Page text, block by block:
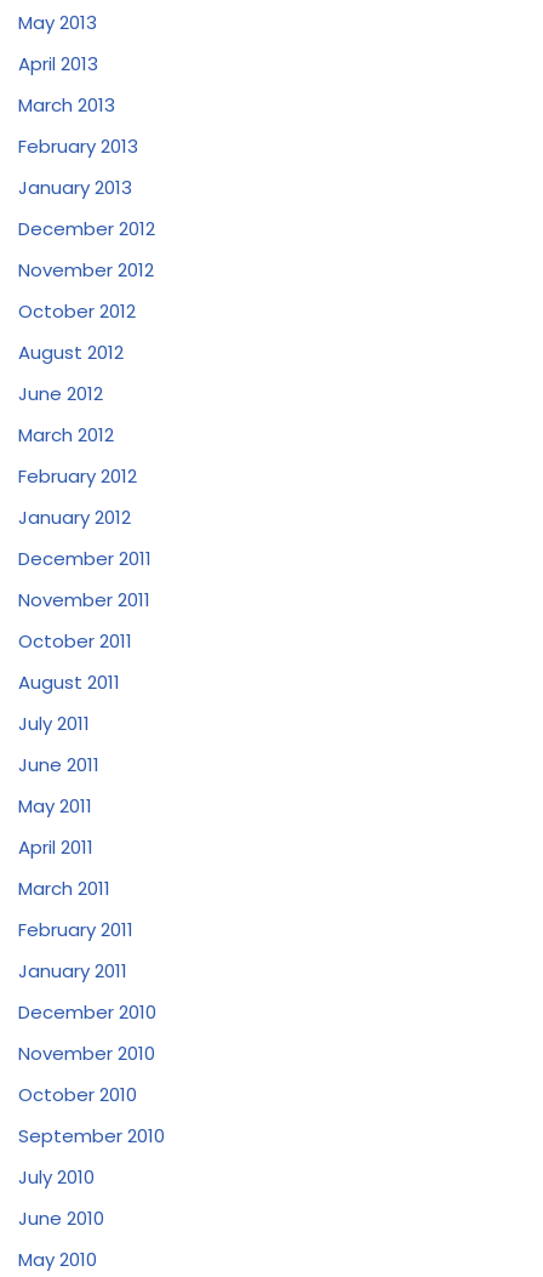
May 2013
April 2013
March 2013
February 2013
January 2013
December 2012
November 2012
October 2012
August 2012
June 2012
March 2012
February 2012
January 2012
December 2011
November 2011
October 2011
August 2011
July 2011
June 2011
May 2011
April 2011
March 2011
February 2011
January 2011
December 2010
November 2010
October 2010
September 2010
July 2010
June 2010
May 2010